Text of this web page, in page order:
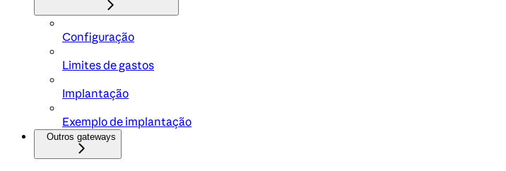
Configuração
Limites de gastos
Implantação
Exemplo de implantação
Outros gateways